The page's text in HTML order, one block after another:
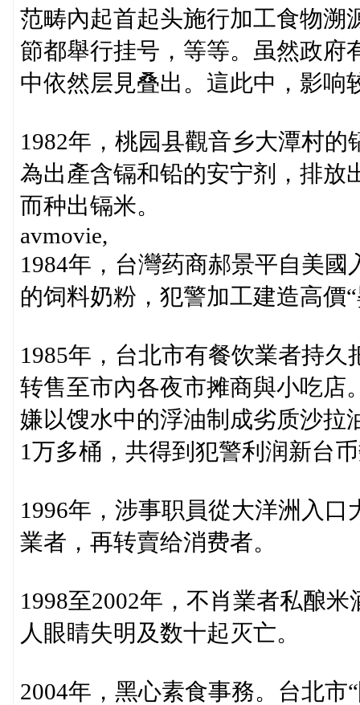
范畴內起首起头施行加工食物溯
節都舉行挂号，等等。虽然政府
中依然层見叠出。這此中，影响
1982年，桃园县觀音乡大潭村
為出產含镉和铅的安宁剂，排放
而种出镉米。
avmovie,
1984年，台灣药商郝景平自美
的饲料奶粉，犯警加工建造高價
1985年，台北市有餐饮業者持
转售至市內各夜市摊商與小吃店
嫌以馊水中的浮油制成劣质沙拉
1万多桶，共得到犯警利润新台
1996年，涉事职員從大洋洲入口
業者，再转賣给消费者。
1998至2002年，不肖業者私酿
人眼睛失明及数十起灭亡。
2004年，黑心素食事務。台北